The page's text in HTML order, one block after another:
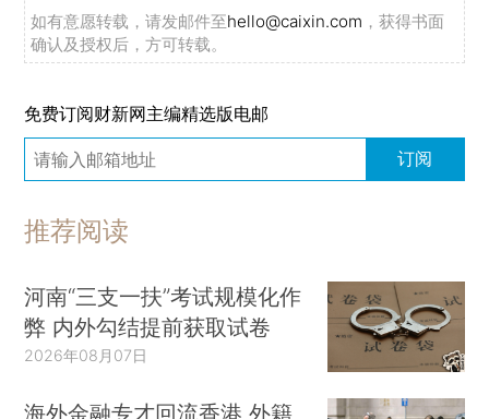
如有意愿转载，请发邮件至hello@caixin.com ，获得书面
确认及授权后，方可转载。
免费订阅财新网主编精选版电邮
订阅
推荐阅读
河南“三支一扶”考试规模化作
弊 内外勾结提前获取试卷
2026年08月07日
海外金融专才回流香港 外籍